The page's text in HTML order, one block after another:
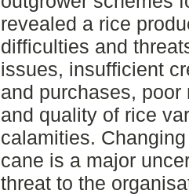
revealed a rice
difficulties and
issues, insufficient
and purchases,
and quality of rice
calamities.
cane is a major
threat to the